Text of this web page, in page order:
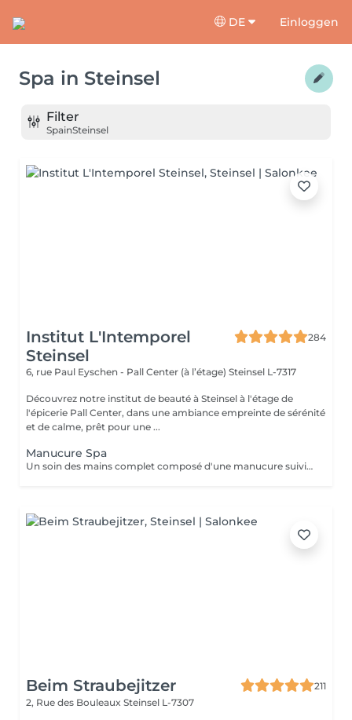
DE Einloggen
Spa in Steinsel
Filter
SpainSteinsel
Institut L'Intemporel
Steinsel
284
6, rue Paul Eyschen - Pall Center (à l’étage) Steinsel L-7317
Découvrez notre institut de beauté à Steinsel à l'étage de
l'épicerie Pall Center, dans une ambiance empreinte de sérénité
et de calme, prêt pour une ...
Manucure Spa
Un soin des mains complet composé d'une manucure suivie d'un gommage et pour terminer un bain de paraffine pour des mains douces et lisses.
Beim Straubejitzer
211
2, Rue des Bouleaux Steinsel L-7307